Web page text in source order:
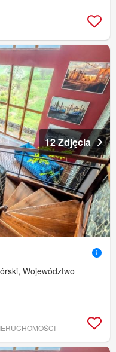
12 Zdjęcia
Województwo